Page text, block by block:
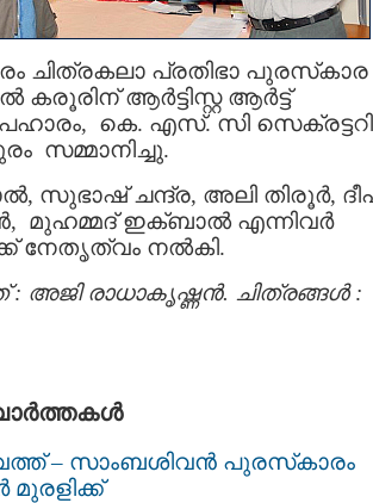
ചിത്രകലാ പ്രതിഭാ പുരസ്‌കാര
കരൂരിന് ആര്‍ട്ടിസ്റ്റ ആര്‍ട്ട്
കെ. എസ്. സി സെക്രട്ടറി
സമ്മാനിച്ചു.
സുഭാഷ് ചന്ദ്ര, അലി തിരൂര്‍,
മുഹമ്മദ് ഇക്ബാല്‍ എന്നിവര്‍
നേതൃത്വം നല്‍കി.
അജി രാധാകൃഷ്ണന്‍. ചിത്രങ്ങള്‍ :
– സാംബശിവന്‍ പുരസ്‌കാരം
മുരളിക്ക്